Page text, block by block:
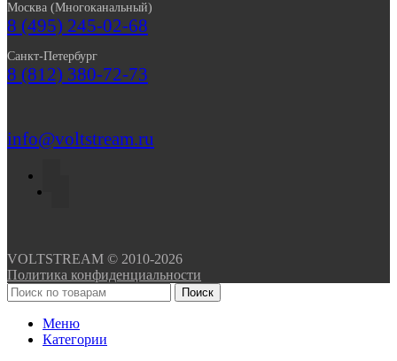
Москва (Многоканальный)
8 (495) 245-02-68
Санкт-Петербург
8 (812) 380-72-73
info@voltstream.ru
VOLTSTREAM © 2010-2026
Политика конфиденциальности
Поиск
Меню
Категории